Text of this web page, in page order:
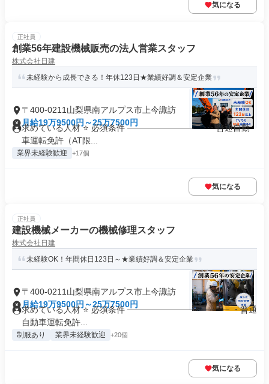
気になる
正社員
創業56年建設機械販売の法人営業スタッフ
株式会社日建
未経験から成長できる！年休123日★業績好調＆安定企業
〒400-0211山梨県南アルプス市上今諏訪
月給19万9500円～25万7500円
求めている人材 ⭐ 必須条件 ───────────── ・普通自動
車運転免許（AT限...
業界未経験歓迎 +17個
気になる
正社員
建設機械メーカーの機械修理スタッフ
株式会社日建
未経験OK！年間休日123日～★業績好調＆安定企業
〒400-0211山梨県南アルプス市上今諏訪
月給19万9500円～25万7500円
求めている人材 ⭐ 必須条件 ───────────────── ・普通
自動車運転免許...
制服あり 業界未経験歓迎 +20個
気になる